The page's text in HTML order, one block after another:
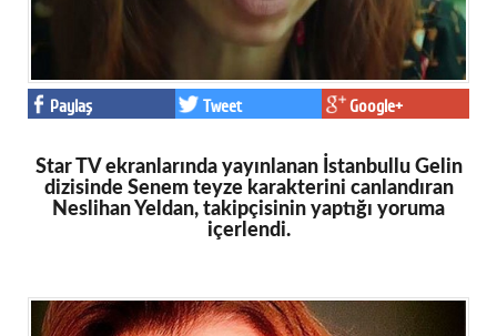
Paylaş Tweet Google+
Star TV ekranlarında yayınlanan İstanbullu Gelin
dizisinde Senem teyze karakterini canlandıran
Neslihan Yeldan, takipçisinin yaptığı yoruma
içerlendi.